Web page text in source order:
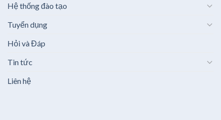
Hệ thống đào tạo
Tuyển dụng
Hỏi và Đáp
Tin tức
Liên hệ